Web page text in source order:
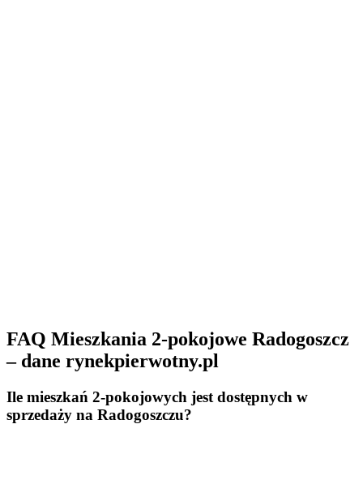
FAQ Mieszkania 2-pokojowe Radogoszcz
– dane rynekpierwotny.pl
Ile mieszkań 2-pokojowych jest dostępnych w
sprzedaży na Radogoszczu?